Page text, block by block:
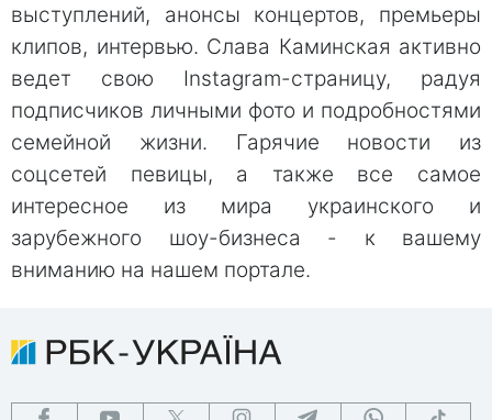
выступлений, анонсы концертов, премьеры
клипов, интервью. Слава Каминская активно
ведет свою Instagram-страницу, радуя
подписчиков личными фото и подробностями
семейной жизни. Гарячие новости из
соцсетей певицы, а также все самое
интересное из мира украинского и
зарубежного шоу-бизнеса - к вашему
вниманию на нашем портале.